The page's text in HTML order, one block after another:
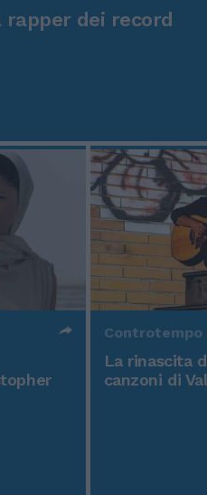
rapper dei record
Controtempo
La rinascita
canzoni di